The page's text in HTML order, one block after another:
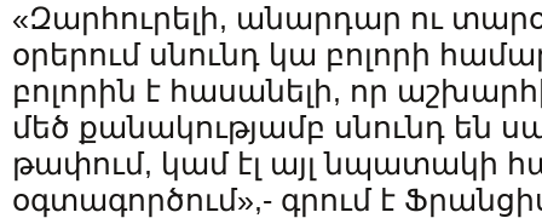
«Զարհուրելի, անարդար ու
օրերում սնունդ կա բոլորի
բոլորին է հասանելի, որ
մեծ քանակությամբ սնունդ են
թափում, կամ էլ այլ նպատակի
օգտագործում»,- գրում է